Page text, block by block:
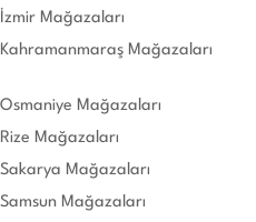
İzmir Mağazaları
Kahramanmaraş Mağazaları
Osmaniye Mağazaları
Rize Mağazaları
Sakarya Mağazaları
Samsun Mağazaları